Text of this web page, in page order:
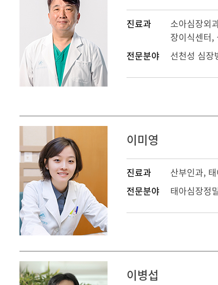
진료과
소아심장외
장이식센터,
전문분야
선천성 심장
이미영
진료과 산부인과,
전문분야
태아심장정
이병섭